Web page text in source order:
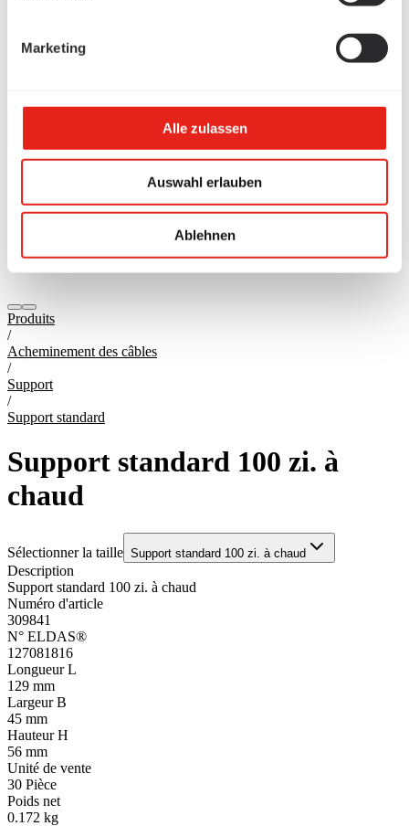
Marketing
Alle zulassen
Auswahl erlauben
Ablehnen
Produits
/
Acheminement des câbles
/
Support
/
Support standard
Support standard 100 zi. à
chaud
Sélectionner la taille Support standard 100 zi. à chaud
Description
Support standard 100 zi. à chaud
Numéro d'article
309841
N° ELDAS®
127081816
Longueur L
129 mm
Largeur B
45 mm
Hauteur H
56 mm
Unité de vente
30 Pièce
Poids net
0.172 kg